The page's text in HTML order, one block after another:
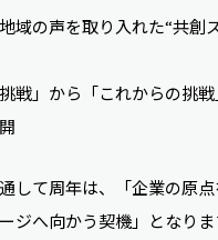
域の声を取り入れた“共創
戦」から「これからの挑戦
して周年は、「企業の原
ジへ向かう契機」となりま